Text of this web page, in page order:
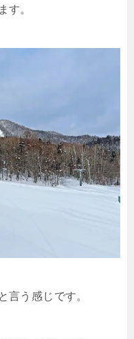
す。
言う感じです。